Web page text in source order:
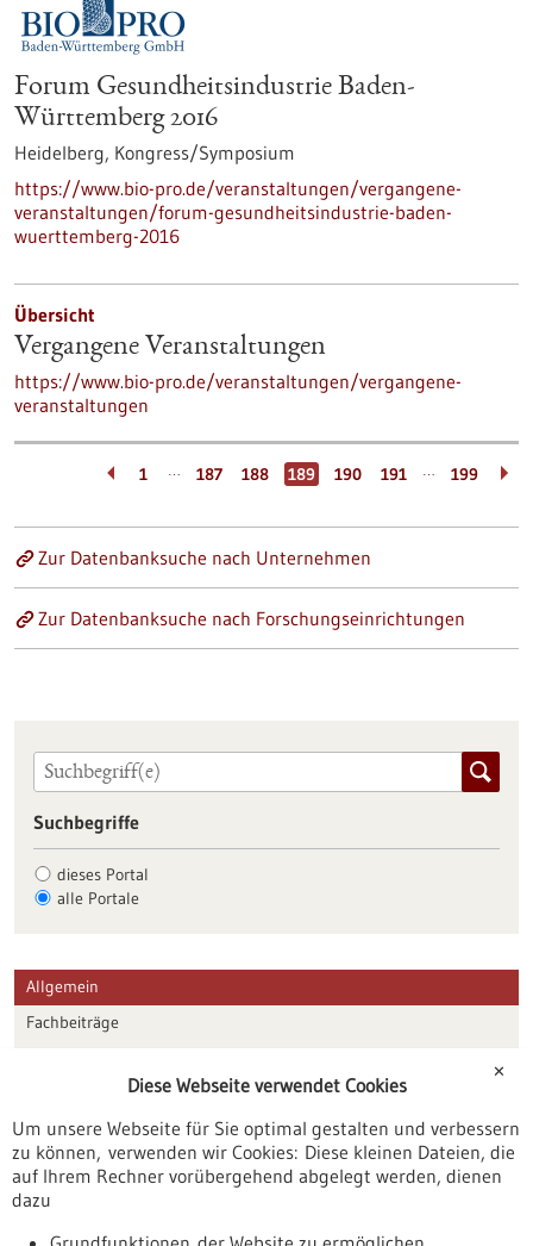
Forum Gesundheitsindustrie Baden-
Württemberg 2016
Heidelberg, Kongress/Symposium
https://www.bio-pro.de/veranstaltungen/vergangene-
veranstaltungen/forum-gesundheitsindustrie-baden-
wuerttemberg-2016
Übersicht
Vergangene Veranstaltungen
https://www.bio-pro.de/veranstaltungen/vergangene-
veranstaltungen
1 … 187 188 189 190 191 … 199
Zur Datenbanksuche nach Unternehmen
Zur Datenbanksuche nach Forschungseinrichtungen
Suchbegriffe
dieses Portal
alle Portale
Allgemein
Fachbeiträge
Veranstaltungen
Erscheinungsdatum
✕
Diese Webseite verwendet Cookies
Um unsere Webseite für Sie optimal gestalten und verbessern
zu können, verwenden wir Cookies: Diese kleinen Dateien, die
auf Ihrem Rechner vorübergehend abgelegt werden, dienen
dazu